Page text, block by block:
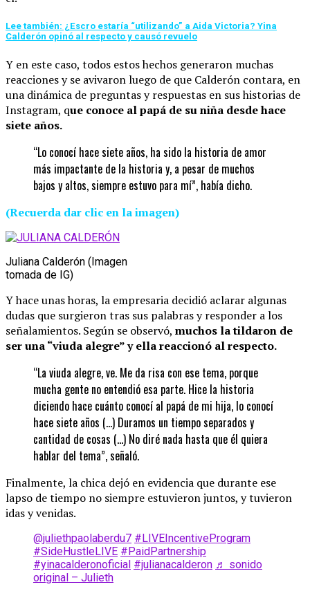
Lee también: ¿Escro estaría “utilizando” a Aida Victoria? Yina
Calderón opinó al respecto y causó revuelo
Y en este caso, todos estos hechos generaron muchas
reacciones y se avivaron luego de que Calderón contara, en
una dinámica de preguntas y respuestas en sus historias de
Instagram, que conoce al papá de su niña desde hace
siete años.
“Lo conocí hace siete años, ha sido la historia de amor
más impactante de la historia y, a pesar de muchos
bajos y altos, siempre estuvo para mí”, había dicho.
(Recuerda dar clic en la imagen)
Juliana Calderón (Imagen
tomada de IG)
Y hace unas horas, la empresaria decidió aclarar algunas
dudas que surgieron tras sus palabras y responder a los
señalamientos. Según se observó, muchos la tildaron de
ser una “viuda alegre” y ella reaccionó al respecto.
“La viuda alegre, ve. Me da risa con ese tema, porque
mucha gente no entendió esa parte. Hice la historia
diciendo hace cuánto conocí al papá de mi hija, lo conocí
hace siete años (…) Duramos un tiempo separados y
cantidad de cosas (…) No diré nada hasta que él quiera
hablar del tema”, señaló.
Finalmente, la chica dejó en evidencia que durante ese
lapso de tiempo no siempre estuvieron juntos, y tuvieron
idas y venidas.
@juliethpaolaberdu7 #LIVEIncentiveProgram
#SideHustleLIVE #PaidPartnership
#yinacalderonoficial #julianacalderon ♬ sonido
original – Julieth